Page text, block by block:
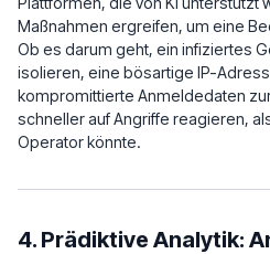
Maßnahmen ergreifen, um eine
Ob es darum geht, ein infiziertes
isolieren, eine bösartige IP-
kompromittierte Anmeldedaten
schneller auf Angriffe reagieren,
Operator könnte.
4. Prädiktive Analytik: